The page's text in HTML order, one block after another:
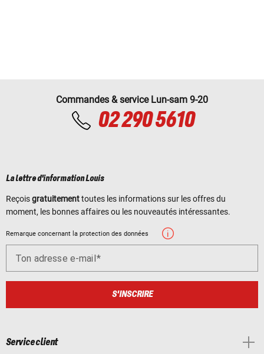
Commandes & service Lun-sam 9-20
02 290 5610
La lettre d'information Louis
Reçoisgratuitementtoutes les informations sur les offres du
moment, les bonnes affaires ou les nouveautés intéressantes.
Remarque concernant la protection des données
Ton adresse e-mail
S'INSCRIRE
Service client